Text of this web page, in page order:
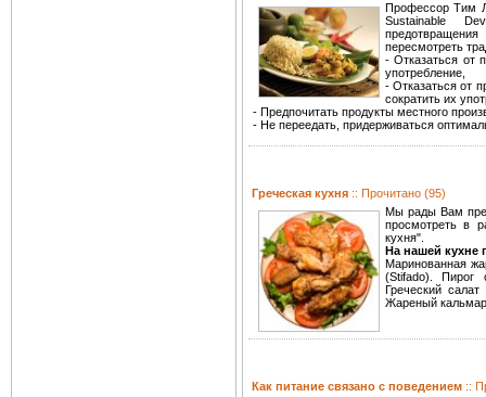
Профессор Тим
Sustainable
пересмотреть
- Отказаться от
употребление,
- Отказаться от
сократить их
- Предпочитать продукты местного
- Не переедать, придерживаться
Греческая кухня :: Прочитано (95)
Мы рады Вам
просмотреть в
кухня".
На нашей кухне
Маринованная
(Stifado). Пирог
Греческий
Жареный
Как питание связано с поведением ::